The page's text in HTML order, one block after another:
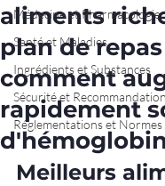
Médecine et Pharmacologie
Santé et Maladies
Ingrédients et Substances
Sécurité et
Réglementations et Normes
aliments
plan de
comment
rapidement
Meilleurs